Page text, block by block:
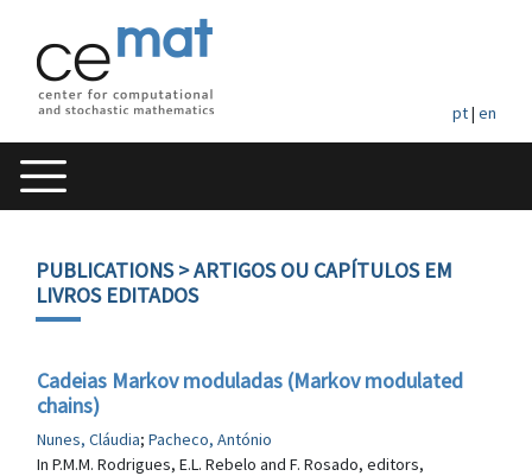
pt| en
PUBLICATIONS> ARTIGOS OU CAPÍTULOS EM
LIVROS EDITADOS
Cadeias Markov moduladas (Markov modulated
chains)
Nunes, Cláudia; Pacheco, António
In P.M.M. Rodrigues, E.L. Rebelo and F. Rosado, editors,